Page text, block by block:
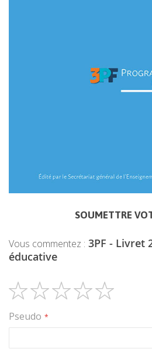
SOUMETTRE
Vous commentez : 3PF - Livret
éducative
étoile
étoiles
étoiles
étoiles
étoiles
Pseudo